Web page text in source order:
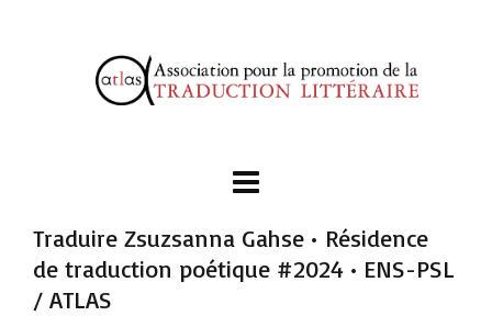
Traduire Zsuzsanna Gahse • Résidence
de traduction poétique #2024 • ENS-PSL
/ ATLAS